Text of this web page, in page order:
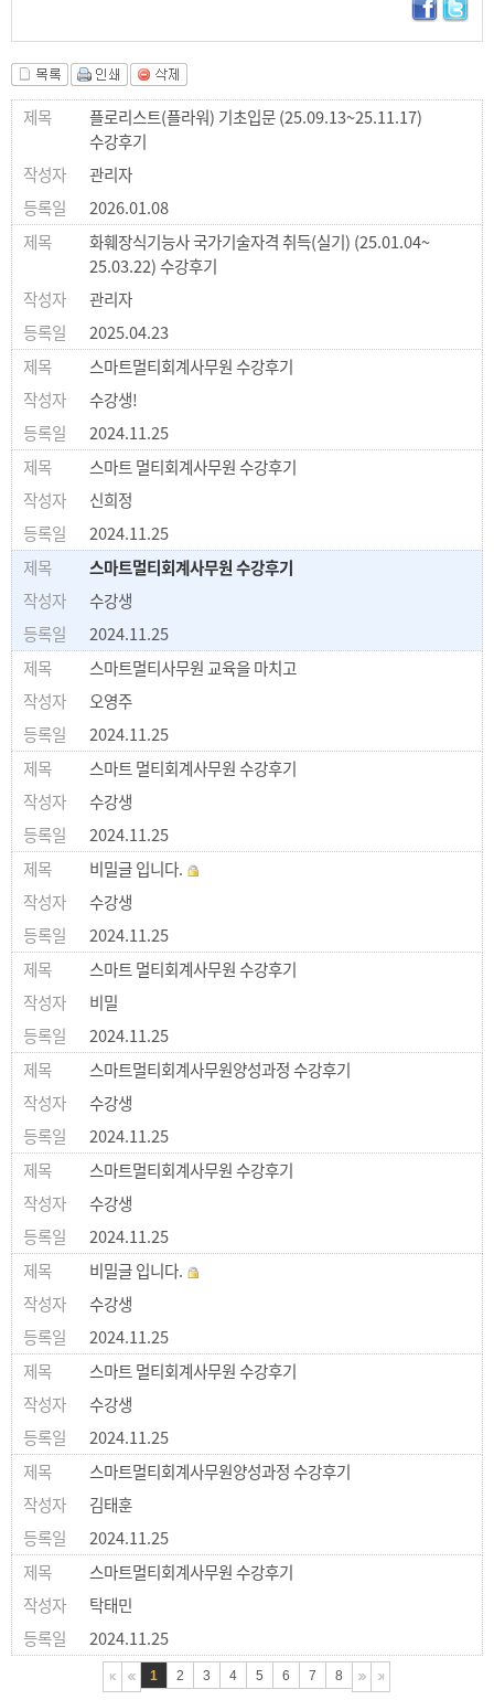
플로리스트(플라워) 기초입문 (25.09.13~25.11.17)
수강후기
관리자
2026.01.08
화훼장식기능사 국가기술자격 취득(실기) (25.01.04~
25.03.22) 수강후기
관리자
2025.04.23
스마트멀티회계사무원 수강후기
수강생!
2024.11.25
스마트 멀티회계사무원 수강후기
신희정
2024.11.25
스마트멀티회계사무원 수강후기
수강생
2024.11.25
스마트멀티사무원 교육을 마치고
오영주
2024.11.25
스마트 멀티회계사무원 수강후기
수강생
2024.11.25
비밀글 입니다.
수강생
2024.11.25
스마트 멀티회계사무원 수강후기
비밀
2024.11.25
스마트멀티회계사무원양성과정 수강후기
수강생
2024.11.25
스마트멀티회계사무원 수강후기
수강생
2024.11.25
비밀글 입니다.
수강생
2024.11.25
스마트 멀티회계사무원 수강후기
수강생
2024.11.25
스마트멀티회계사무원양성과정 수강후기
김태훈
2024.11.25
스마트멀티회계사무원 수강후기
탁태민
2024.11.25
1 2 3 4 5 6 7 8